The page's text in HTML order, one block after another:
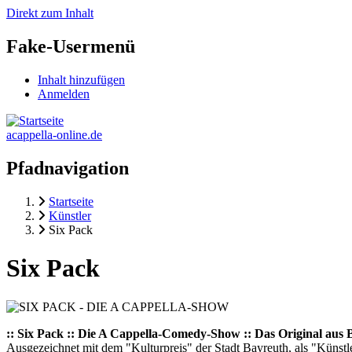
Direkt zum Inhalt
Fake-Usermenü
Inhalt hinzufügen
Anmelden
acappella-online.de
Pfadnavigation
Startseite
Künstler
Six Pack
Six Pack
:: Six Pack :: Die A Cappella-Comedy-Show :: Das Original aus
Ausgezeichnet mit dem "Kulturpreis" der Stadt Bayreuth, als